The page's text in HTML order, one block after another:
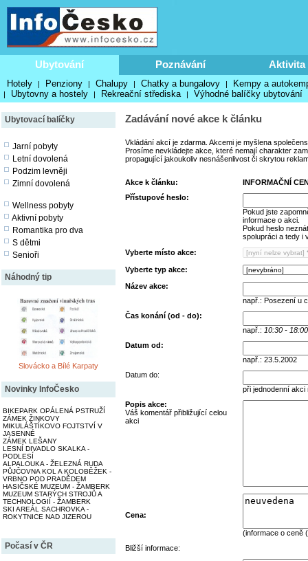
Ubytování Poznávání Aktivita
Hotely | Penziony | Chalupy | Chatky a bungalovy | Kempy a
| Ubytovny a hostely | Rekreační střediska | Výhodné balíčky ubytování
Ubytovací balíčky
Jarní pobyty
Letní dovolená
Podzim levněji
Zimní dovolená
Wellness pobyty
Aktivní pobyty
Romantika pro dva
S dětmi
Senioři
Náhodný tip
Slovácko a Bílé Karpaty
Novinky InfoČesko
BIKEPARK OPÁLENÁ PSTRUŽÍ
ZÁMEK ŽINKOVY
MIKULÁŠTÍKOVO FOJTSTVÍ V
JASENNÉ
ZÁMEK LEŠANY
LESNÍ DIVADLO SKALKA -
PODLESÍ
ALPALOUKA - ŽELEZNÁ RUDA
PŮJČOVNA KOL A KOLOBĚŽEK -
VRBNO POD PRADĚDEM
HASIČSKÉ MUZEUM - ŽAMBERK
MUZEUM STARÝCH STROJŮ A
TECHNOLOGIÍ - ŽAMBERK
SKI AREÁL SACHROVKA -
ROKYTNICE NAD JIZEROU
Počasí v ČR
Zadávání nové akce k článku
Vkládání akcí je zdarma. Akcemi je myšlena
Prosíme nevkládejte akce, které nemají charakter
propagující jakoukoliv nesnášenlivost či skrytou
Akce k článku:
INFORMAČNÍ
Přístupové heslo:
Pokud jste
informace o akci.
Pokud heslo
spolupráci a tedy i
Vyberte místo akce:
Vyberte typ akce:
Název akce:
např.: Posezení u
Čas konání (od - do):
např.: 10:30 - 18:00
Datum od:
např.: 23.5.2002
Datum do:
při jednodenní akci
Popis akce:
Váš komentář přibližující celou
akci
Cena:
(informace o ceně
Bližší informace: